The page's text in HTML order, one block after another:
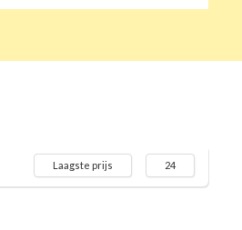
Laagste prijs 24